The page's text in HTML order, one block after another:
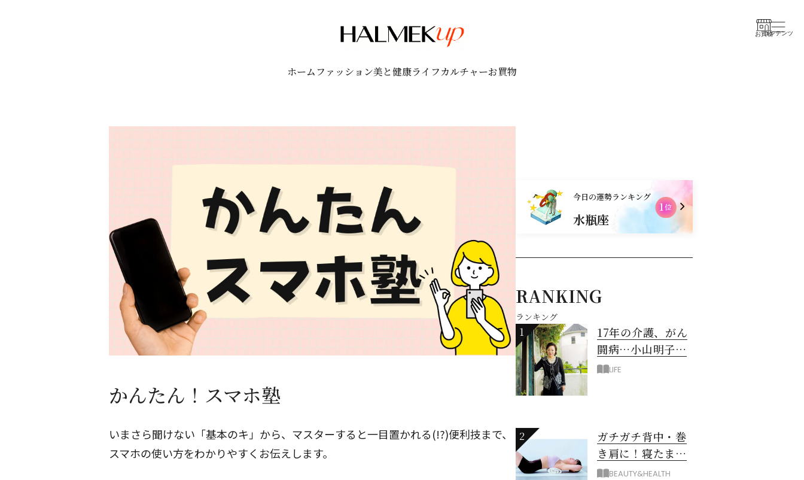
お買物コンテンツ
ホーム ファッション美と健康ライフカルチャーお買物
かんたん！スマホ塾
いまさら聞けない「基本のキ」から、マスターすると一目置かれる(!?)便利技まで、
スマホの使い方をわかりやすくお伝えします。
今日の運勢ランキング
水瓶座
1位
RANKING
ランキング
1
17年の介護、がん
闘病…小山明子さ
ん「今満たされて
LIFE
2
ガチガチ背中・巻
き肩に！寝たまま
バスタオル「おう
BEAUTY&HEALTH